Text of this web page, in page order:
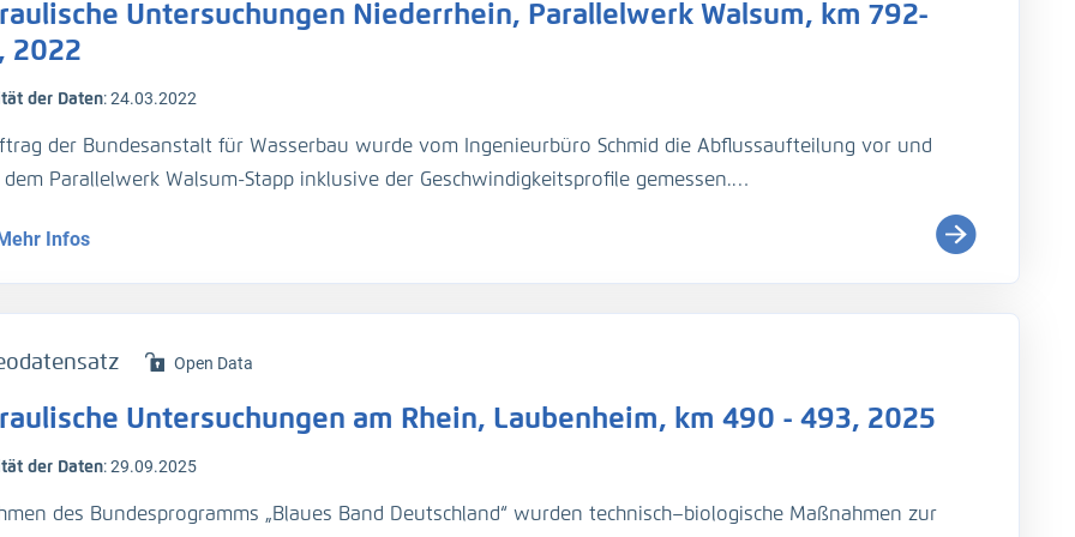
(Q)
(v_Str)
Tomateninsel, Bremengrund, Albaltrhein, Mechtersheim, Worms
Untersuchungen Niederrhein, Parallelwerk Walsum, km 792-
2022
der Daten:24.03.2022
der Bundesanstalt für Wasserbau wurde vom Ingenieurbüro Schmid die Abflussaufteilung vor und
Parallelwerk Walsum-Stapp inklusive der Geschwindigkeitsprofile gemessen.
bei Mittelwasser (MW) − 1 m, 24.03.2022
(H_WSP)
(H_Sohle)
(v_Str)
erfolgt
Infos
Open Data
Untersuchungen am Rhein, Laubenheim, km 490 - 493, 2025
der Daten:29.09.2025
des Bundesprogramms „Blaues Band Deutschland“ wurden technisch–biologische Maßnahmen zur